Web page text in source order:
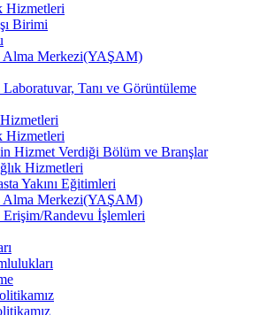
Hizmetleri
Birimi
Alma Merkezi(YAŞAM)
Tanı ve Görüntüleme
Hizmetleri
Hizmet Verdiği Bölüm ve Branşlar
Hizmetleri
Yakını Eğitimleri
Alma Merkezi(YAŞAM)
Randevu İşlemleri